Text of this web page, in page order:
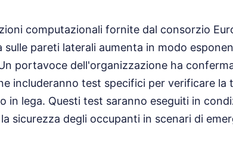
computazionali fornite dal consorzio
sulle pareti laterali aumenta in modo
portavoce dell'organizzazione ha
includeranno test specifici per verificare la
in lega. Questi test saranno eseguiti in
sicurezza degli occupanti in scenari di